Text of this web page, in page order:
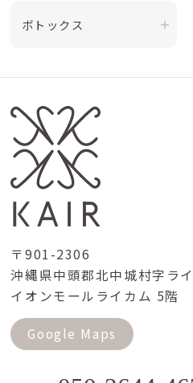
ボトックス
〒901-2306
沖縄県中頭郡北中城村字ラ
イオンモールライカム 5階
Google Maps